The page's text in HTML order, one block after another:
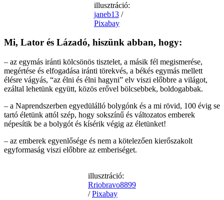
illusztráció:
janeb13 /
Pixabay
Mi, Lator és Lázadó, hiszünk abban, hogy:
– az egymás iránti kölcsönös tisztelet, a másik fél megismerése,
megértése és elfogadása iránti törekvés, a békés egymás mellett
élésre vágyás, “az élni és élni hagyni” elv viszi előbbre a világot,
ezáltal lehetünk együtt, közös erővel bölcsebbek, boldogabbak.
– a Naprendszerben egyedülálló bolygónk és a mi rövid, 100 évig se
tartó életünk attól szép, hogy sokszínű és változatos emberek
népesítik be a bolygót és kísérik végig az életünket!
– az emberek egyenlősége és nem a kötelezően kierőszakolt
egyformaság viszi előbbre az emberiséget.
illusztráció:
Rriobravo8899
/Pixabay